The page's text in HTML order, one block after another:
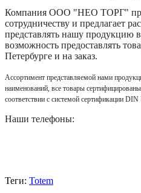
Компания ООО "НЕО ТОРГ"
сотрудничеству и предлагает
представлять нашу продукцию
возможность предоставлять
Петербурге и на заказ.
Ассортимент представляемой нами
наименований, все товары
соответствии с системой сертификации
Наши телефоны:
Теги: Totem